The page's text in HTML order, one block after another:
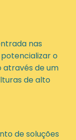
nas
o
de um
de alto
de soluções